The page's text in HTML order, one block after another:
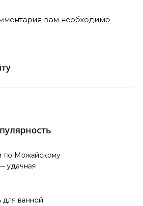
вам необходимо
по Можайскому
удачная
для ванной